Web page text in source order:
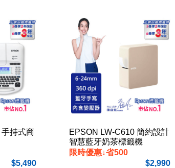
持式商
5,490
EPSON LW-C610 簡約設計
智慧藍牙奶茶標籤機
限時優惠↓省500
2,990